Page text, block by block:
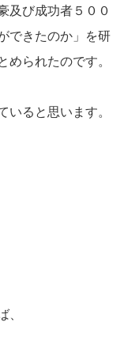
及び成功者５００
できたのか」を研
められたのです。
いると思います。
、